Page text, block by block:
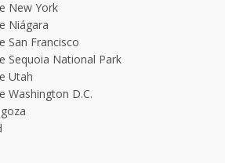
New York
Niágara
San Francisco
Sequoia National Park
Utah
Washington D.C.